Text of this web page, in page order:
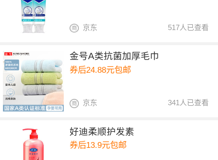
517人已查看
京东
金号A类抗菌加厚毛巾
券后24.88元包邮
341人已查看
京东
好迪柔顺护发素
券后13.9元包邮